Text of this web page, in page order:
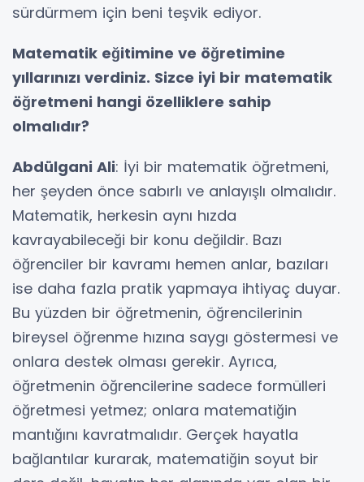
sürdürmem için beni teşvik ediyor.
Matematik eğitimine ve öğretimine
yıllarınızı verdiniz. Sizce iyi bir matematik
öğretmeni hangi özelliklere sahip
olmalıdır?
Abdülgani Ali: İyi bir matematik öğretmeni,
her şeyden önce sabırlı ve anlayışlı olmalıdır.
Matematik, herkesin aynı hızda
kavrayabileceği bir konu değildir. Bazı
öğrenciler bir kavramı hemen anlar, bazıları
ise daha fazla pratik yapmaya ihtiyaç duyar.
Bu yüzden bir öğretmenin, öğrencilerinin
bireysel öğrenme hızına saygı göstermesi ve
onlara destek olması gerekir. Ayrıca,
öğretmenin öğrencilerine sadece formülleri
öğretmesi yetmez; onlara matematiğin
mantığını kavratmalıdır. Gerçek hayatla
bağlantılar kurarak, matematiğin soyut bir